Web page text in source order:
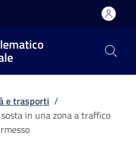
e trasporti /
in una zona a traffico